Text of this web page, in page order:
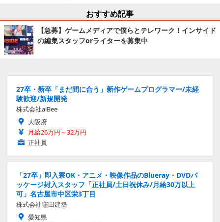
おすすめ記事
【急募】ゲームメディアで僕らとテレワーク！インサイド
の編集スタッフorライターを募集中
27卒・新卒「まだ間に合う」新作ゲームプログラマー/未経
験歓迎/新規開発
株式会社alBee
大阪府
月給26万円～32万円
正社員
「27卒」即入寮OK・アニメ・映像作品のBlueray・DVDパ
ッケージ封入スタッフ「正社員/土日祝休み/月給30万以上
可」名古屋市中区栄3丁目
株式会社窪田建築
愛知県